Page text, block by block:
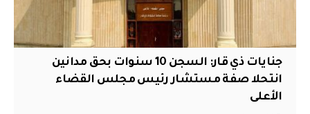
جنايات ذي قار: السجن 10 سنوات بحق مدانين
انتحلا صفة مستشار رئيس مجلس القضاء
الأعلى